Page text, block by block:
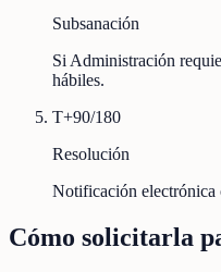
Subsanación
Si Administración
hábiles.
T+90/180
Resolución
Notificación electrónica
Cómo solicitarla